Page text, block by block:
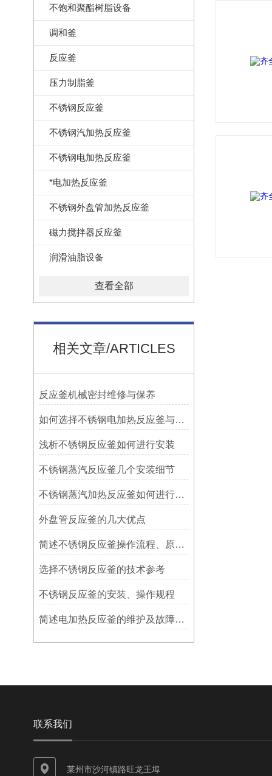
不饱和聚酯树脂设备
调和釜
反应釜
压力制脂釜
不锈钢反应釜
不锈钢汽加热反应釜
不锈钢电加热反应釜
*电加热反应釜
不锈钢外盘管加热反应釜
磁力搅拌器反应釜
润滑油脂设备
查看全部
相关文章/ARTICLES
反应釜机械密封维修与保养
如何选择不锈钢电加热反应釜与蒸汽加热反应釜
浅析不锈钢反应釜如何进行安装
不锈钢蒸汽反应釜几个安装细节
不锈钢蒸汽加热反应釜如何进行安装
外盘管反应釜的几大优点
简述不锈钢反应釜操作流程、原理特点
选择不锈钢反应釜的技术参考
不锈钢反应釜的安装、操作规程
简述电加热反应釜的维护及故障排除
联系我们
莱州市沙河镇路旺龙王埠